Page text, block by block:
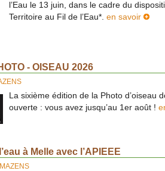
l’Eau le 13 juin, dans le cadre du
Territoire au Fil de l’Eau*. en savoir
- OISEAU 2026
La sixième édition de la Photo d’oiseau
ouverte : vous avez jusqu’au 1er août !
à Melle avec l’APIEEE